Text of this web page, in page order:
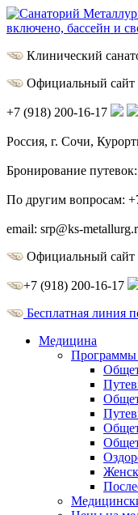
Клинический
Официальный сайт
+7 (918) 200-16-17
Россия, г. Сочи,
Бронирование путевок:
По другим вопросам:
email: srp@ks-
Официальный сайт
+7 (918) 200-16-17
Бесплатная линия
Медицина
Программы